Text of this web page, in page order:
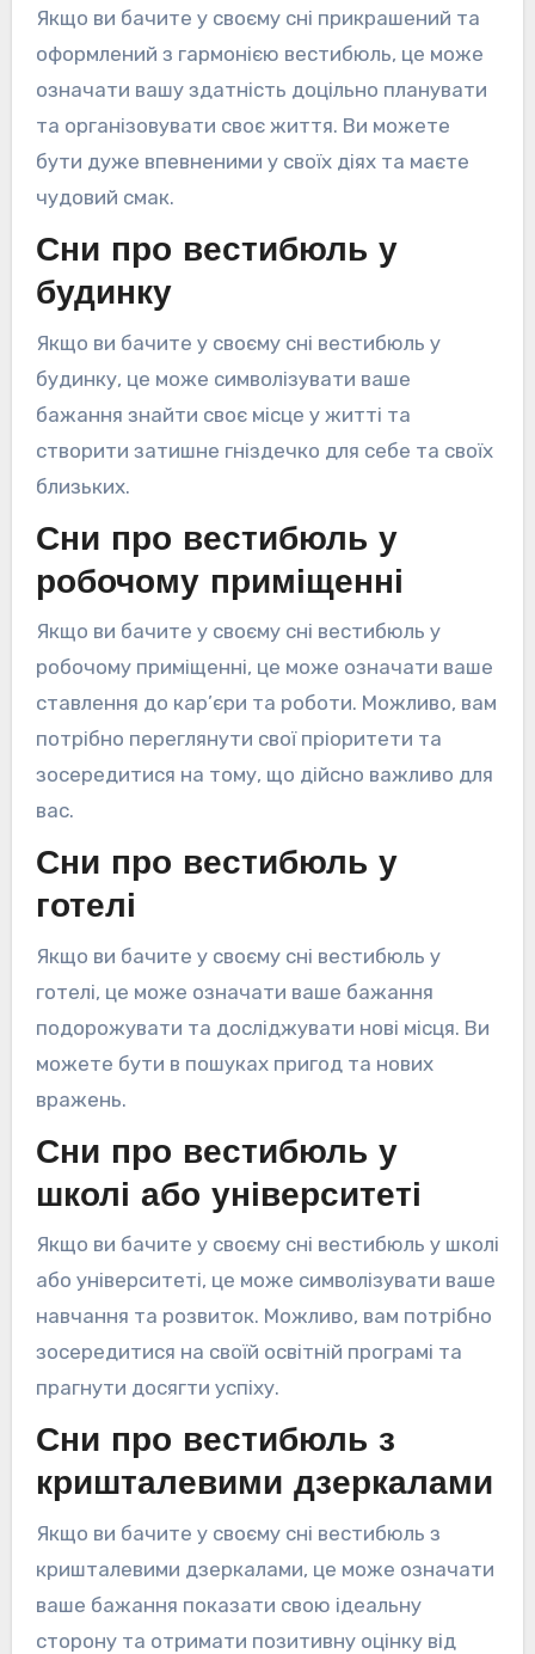
Якщо ви бачите у своєму сні прикрашений та
оформлений з гармонією вестибюль, це може
означати вашу здатність доцільно планувати
та організовувати своє життя. Ви можете
бути дуже впевненими у своїх діях та маєте
чудовий смак.
Сни про вестибюль у
будинку
Якщо ви бачите у своєму сні вестибюль у
будинку, це може символізувати ваше
бажання знайти своє місце у житті та
створити затишне гніздечко для себе та своїх
близьких.
Сни про вестибюль у
робочому приміщенні
Якщо ви бачите у своєму сні вестибюль у
робочому приміщенні, це може означати ваше
ставлення до кар’єри та роботи. Можливо, вам
потрібно переглянути свої пріоритети та
зосередитися на тому, що дійсно важливо для
вас.
Сни про вестибюль у
готелі
Якщо ви бачите у своєму сні вестибюль у
готелі, це може означати ваше бажання
подорожувати та досліджувати нові місця. Ви
можете бути в пошуках пригод та нових
вражень.
Сни про вестибюль у
школі або університеті
Якщо ви бачите у своєму сні вестибюль у школі
або університеті, це може символізувати ваше
навчання та розвиток. Можливо, вам потрібно
зосередитися на своїй освітній програмі та
прагнути досягти успіху.
Сни про вестибюль з
кришталевими дзеркалами
Якщо ви бачите у своєму сні вестибюль з
кришталевими дзеркалами, це може означати
ваше бажання показати свою ідеальну
сторону та отримати позитивну оцінку від